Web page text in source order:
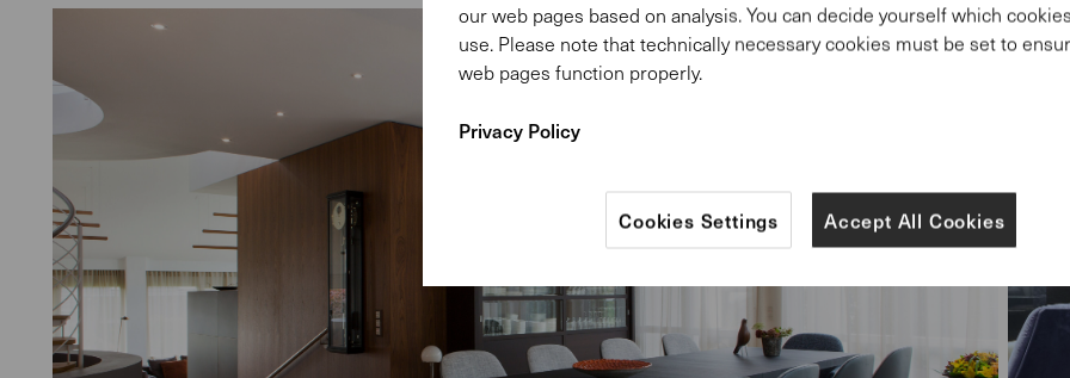
our web pages based on analysis. You can decide yourself which
use. Please note that technically necessary cookies must be set to
web pages function properly.
Privacy Policy
Accept All Cookies
Cookies Settings